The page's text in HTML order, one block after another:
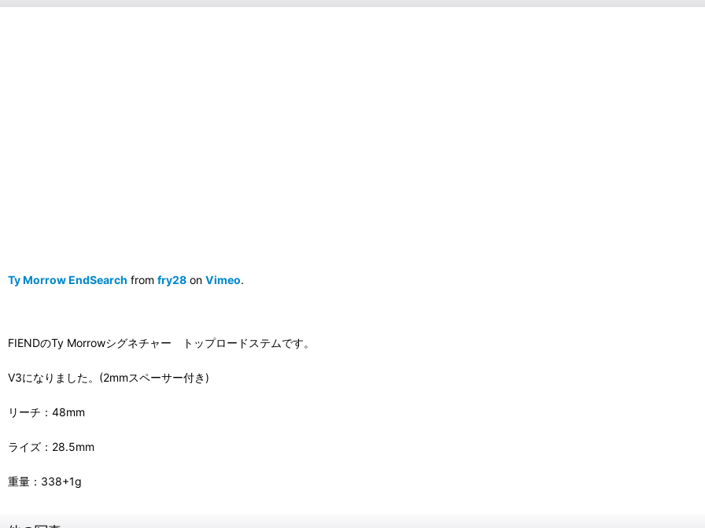
Ty Morrow EndSearch from fry28 on Vimeo.
FIENDのTy Morrowシグネチャー トップロードステムです。
V3になりました。(2mmスペーサー付き)
リーチ：48mm
ライズ：28.5mm
重量：338+1g